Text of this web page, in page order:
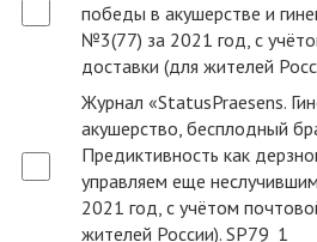
победы в акушерстве и
№3(77) за 2021 год, с
доставки (для жителей
Журнал «StatusPraesens.
акушерство, бесплодный
Предиктивность как
управляем еще
2021 год, с учётом
жителей России). SP79_1